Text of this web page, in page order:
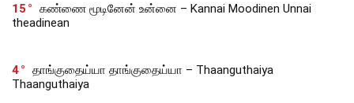
15
கண்ணை மூடினேன் உன்னை – Kannai Moodinen Unnai
theadinean
4
தாங்குதைய்யா தாங்குதைய்யா – Thaanguthaiya
Thaanguthaiya